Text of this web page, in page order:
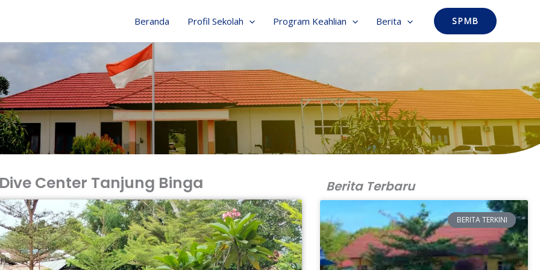
Beranda Profil Sekolah Program Keahlian Berita SPMB
Center Tanjung Binga Berita Terbaru
BERITA TERKINI